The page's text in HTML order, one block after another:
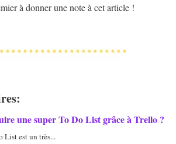
à donner une note à cet article !
une super To Do List grâce à Trello ?
List est un très...